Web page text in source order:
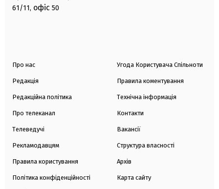
61/11, офіс 50
Про нас
Редакція
Редакційна політика
Про телеканал
Телеведучі
Рекламодавцям
Правила користування
Політика конфіденційності
Угода Користувача Спільноти
Правила коментування
Технічна інформація
Контакти
Вакансії
Структура власності
Архів
Карта сайту